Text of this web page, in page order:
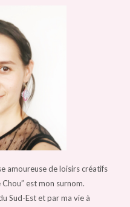
amoureuse de loisirs créatifs
est mon surnom.
Sud-Est et par ma vie à